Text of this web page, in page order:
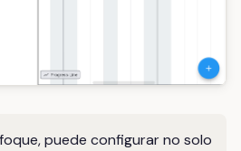
puede configurar no solo